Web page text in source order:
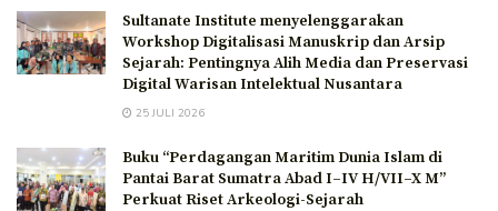
Sultanate Institute menyelenggarakan
Workshop Digitalisasi Manuskrip dan Arsip
Sejarah: Pentingnya Alih Media dan Preservasi
Digital Warisan Intelektual Nusantara
25 JULI 2026
Buku “Perdagangan Maritim Dunia Islam di
Pantai Barat Sumatra Abad I–IV H/VII–X M”
Perkuat Riset Arkeologi-Sejarah